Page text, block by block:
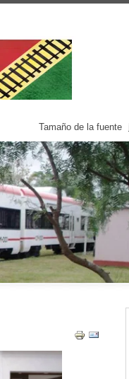
Tamaño de la fuente